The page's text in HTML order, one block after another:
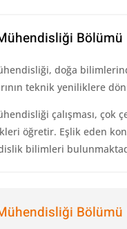
Bölümü
doğa
teknik yeniliklere
çalışması,
öğretir. Eşlik eden
bilimleri
Bölümü